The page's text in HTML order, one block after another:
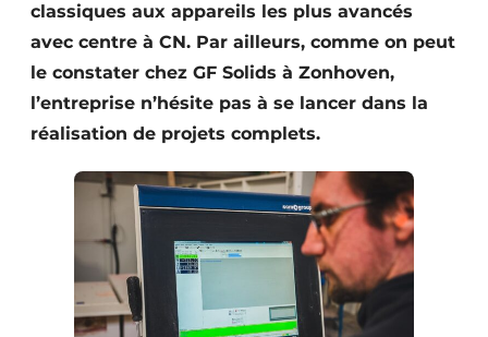
classiques aux appareils les plus avancés
avec centre à CN. Par ailleurs, comme on peut
le constater chez GF Solids à Zonhoven,
l’entreprise n’hésite pas à se lancer dans la
réalisation de projets complets.